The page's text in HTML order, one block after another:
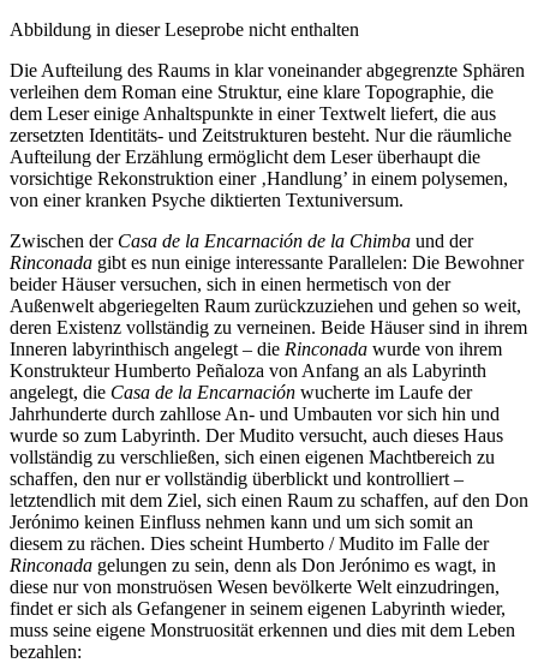
Abbildung in dieser Leseprobe nicht enthalten
Die Aufteilung des Raums in klar voneinander abgegrenzte Sphären
verleihen dem Roman eine Struktur, eine klare Topographie, die
dem Leser einige Anhaltspunkte in einer Textwelt liefert, die aus
zersetzten Identitäts- und Zeitstrukturen besteht. Nur die räumliche
Aufteilung der Erzählung ermöglicht dem Leser überhaupt die
vorsichtige Rekonstruktion einer ‚Handlung’ in einem polysemen,
von einer kranken Psyche diktierten Textuniversum.
Zwischen der Casa de la Encarnación de la Chimba und der
Rinconada gibt es nun einige interessante Parallelen: Die Bewohner
beider Häuser versuchen, sich in einen hermetisch von der
Außenwelt abgeriegelten Raum zurückzuziehen und gehen so weit,
deren Existenz vollständig zu verneinen. Beide Häuser sind in ihrem
Inneren labyrinthisch angelegt – die Rinconada wurde von ihrem
Konstrukteur Humberto Peñaloza von Anfang an als Labyrinth
angelegt, die Casa de la Encarnación wucherte im Laufe der
Jahrhunderte durch zahllose An- und Umbauten vor sich hin und
wurde so zum Labyrinth. Der Mudito versucht, auch dieses Haus
vollständig zu verschließen, sich einen eigenen Machtbereich zu
schaffen, den nur er vollständig überblickt und kontrolliert –
letztendlich mit dem Ziel, sich einen Raum zu schaffen, auf den Don
Jerónimo keinen Einfluss nehmen kann und um sich somit an
diesem zu rächen. Dies scheint Humberto / Mudito im Falle der
Rinconada gelungen zu sein, denn als Don Jerónimo es wagt, in
diese nur von monstruösen Wesen bevölkerte Welt einzudringen,
findet er sich als Gefangener in seinem eigenen Labyrinth wieder,
muss seine eigene Monstruosität erkennen und dies mit dem Leben
bezahlen: